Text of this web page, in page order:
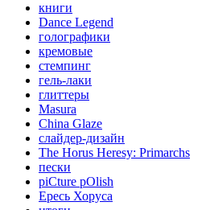
книги
Dance Legend
голографики
кремовые
стемпинг
гель-лаки
глиттеры
Masura
China Glaze
слайдер-дизайн
The Horus Heresy: Primarchs
пески
piCture pOlish
Ересь Хоруса